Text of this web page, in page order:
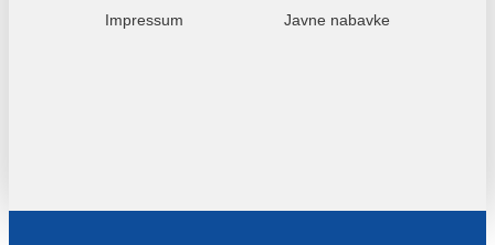
Impressum Javne nabavke